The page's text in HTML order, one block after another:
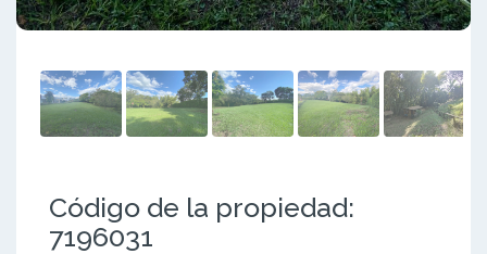
Código de la propiedad:
7196031